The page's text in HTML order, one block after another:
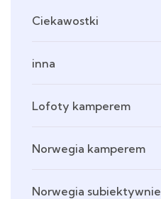
Ciekawostki
inna
Lofoty kamperem
Norwegia kamperem
Norwegia subiektywnie